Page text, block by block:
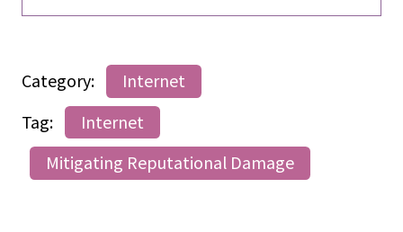
Category:
Internet
Tag:
Internet
Mitigating Reputational Damage